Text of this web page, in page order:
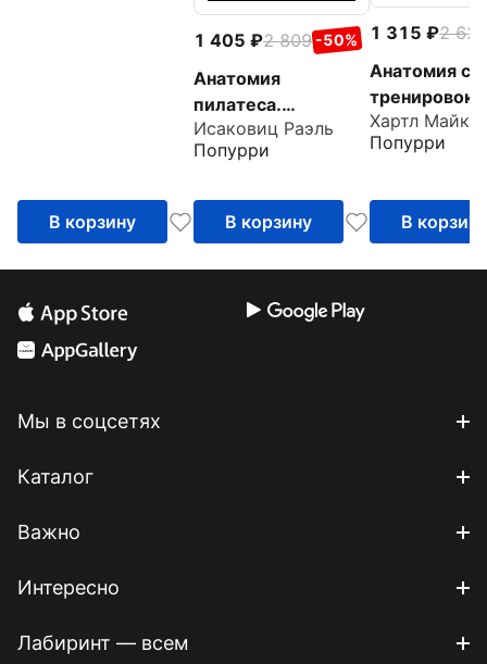
В корзину
1 405 2 809 -50%
Анатомия
пилатеса.
Иллюстрированное
руководство
Исаковиц Раэль
Попурри
В корзину
1 315
2 629
Анатомия
тренировок с
гирями
Хартл Майкл
Попурри
В корзину
Мы в соцсетях
Каталог
Важно
Интересно
Лабиринт — всем